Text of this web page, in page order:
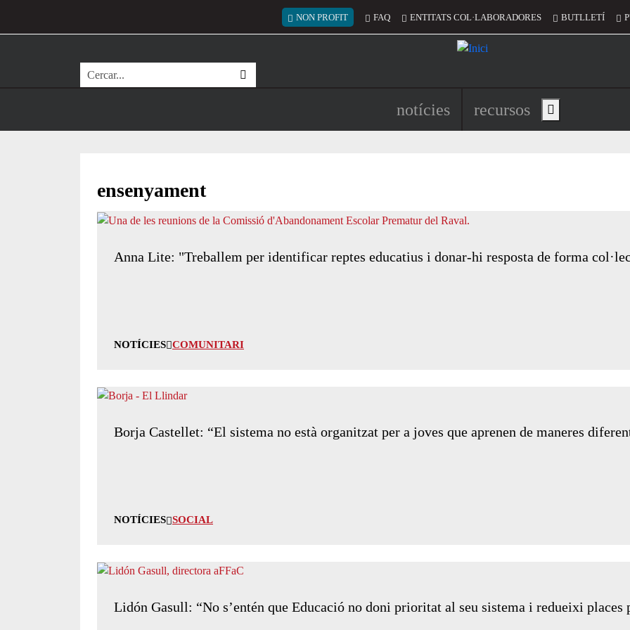
Menú del compte d'usuari
NON PROFIT FAQ ENTITATS COL·LABORADORES BUTLLETÍ
Cerca
Navegació principal de
notícies recursos Show main menu
ensenyament
Anna Lite: "Treballem per identificar reptes educatius i donar-hi resposta de forma
NOTÍCIES COMUNITARI
Borja Castellet: “El sistema no està organitzat per a joves que aprenen de maneres
NOTÍCIES SOCIAL
Lidón Gasull: “No s’entén que Educació no doni prioritat al seu sistema i redueixi places